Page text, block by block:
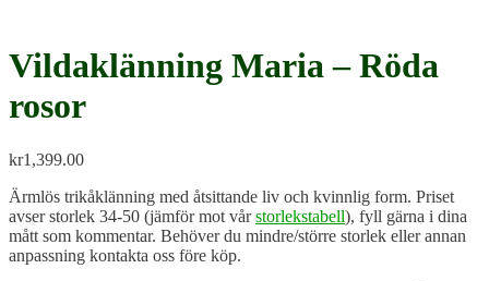
Vildaklänning Maria – Röda
rosor
kr1,399.00
Ärmlös trikåklänning med åtsittande liv och kvinnlig form. Priset
avser storlek 34-50 (jämför mot vårstorlekstabell), fyll gärna i dina
mått som kommentar. Behöver du mindre/större storlek eller annan
anpassning kontakta oss före köp.